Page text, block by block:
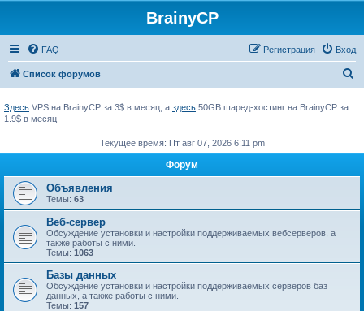
BrainyCP
FAQ Вход
Регистрация
Список форумов
к
Здесь VPS на BrainyCP за 3$ в месяц, а здесь 50GB шаред-хостинг на BrainyCP за
1.9$ в месяц
Текущее время: Пт авг 07, 2026 6:11 pm
Форум
Объявления
Темы: 63
Веб-сервер
Обсуждение установки и настройки поддерживаемых вебсерверов, а
также работы с ними.
Темы: 1063
Базы данных
Обсуждение установки и настройки поддерживаемых серверов баз
данных, а также работы с ними.
Темы: 157